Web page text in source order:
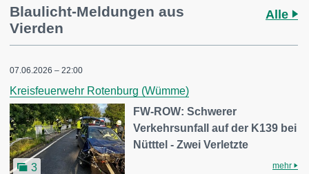
Blaulicht-Meldungen aus
Vierden
Alle
07.06.2026 – 22:00
Kreisfeuerwehr Rotenburg (Wümme)
3
FW-ROW: Schwerer
Verkehrsunfall auf der K139 bei
Nütttel - Zwei Verletzte
mehr